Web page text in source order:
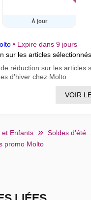
À jour
• Expire dans 9 jours
sur les articles
réduction sur les articles
d'hiver chez Molto
VOIR
et Enfants Soldes d'été
promo Molto